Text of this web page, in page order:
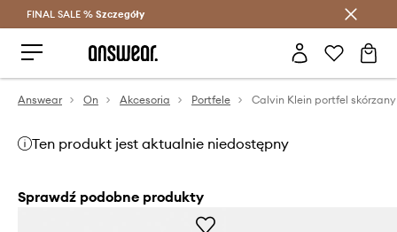
Oszczędzaj z Answear Club >
FINAL SALE % Szczegóły
Answear On Akcesoria Portfele Calvin Klein portfel skórzany
Ten produkt jest aktualnie niedostępny
Sprawdź podobne produkty